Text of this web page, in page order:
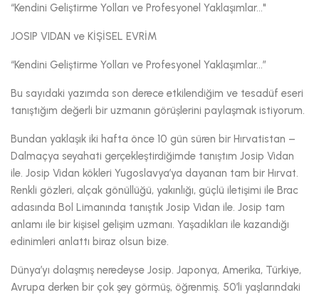
“Kendini Geliştirme Yolları ve Profesyonel Yaklaşımlar..."
JOSIP VIDAN ve KİŞİSEL EVRİM
“Kendini Geliştirme Yolları ve Profesyonel Yaklaşımlar...”
Bu sayıdaki yazımda son derece etkilendiğim ve tesadüf eseri
tanıştığım değerli bir uzmanın görüşlerini paylaşmak istiyorum.
Bundan yaklaşık iki hafta önce 10 gün süren bir Hırvatistan –
Dalmaçya seyahati gerçekleştirdiğimde tanıştım Josip Vidan
ile. Josip Vidan kökleri Yugoslavya’ya dayanan tam bir Hırvat.
Renkli gözleri, alçak gönüllüğü, yakınlığı, güçlü iletişimi ile Brac
adasında Bol Limanında tanıştık Josip Vidan ile. Josip tam
anlamı ile bir kişisel gelişim uzmanı. Yaşadıkları ile kazandığı
edinimleri anlattı biraz olsun bize.
Dünya’yı dolaşmış neredeyse Josip. Japonya, Amerika, Türkiye,
Avrupa derken bir çok şey görmüş, öğrenmiş. 50’li yaşlarındaki